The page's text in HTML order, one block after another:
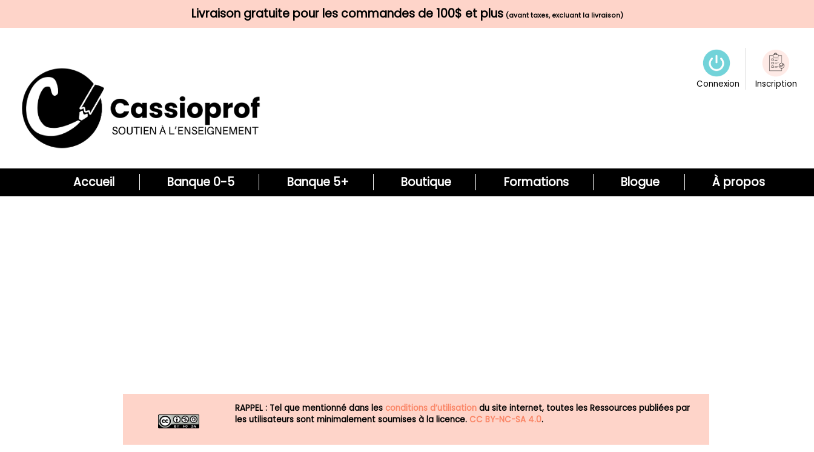
Livraison gratuite pour les commandes de 100$ et plus (avant taxes, excluant la livraison)
Connexion Inscription
Accueil Banque 0-5 Banque 5+ Boutique Formations Blogue À propos
RAPPEL : Tel que mentionné dans les conditions d’utilisation du site internet, toutes les Ressources publiées par
les utilisateurs sont minimalement soumises à la licence. CC BY-NC-SA 4.0.